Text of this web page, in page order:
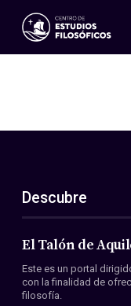
Eventos
ES
EN
Acerca de nosotros
Miembros
Convenios
Descubre
El Talón de
Este es un portal
con la finalidad de
filosofía.